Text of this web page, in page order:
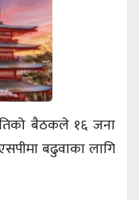
बैठकले १६ जना
बढुवाका लागि